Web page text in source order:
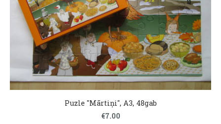
Puzle "Mārtiņi", A3, 48gab
€7.00